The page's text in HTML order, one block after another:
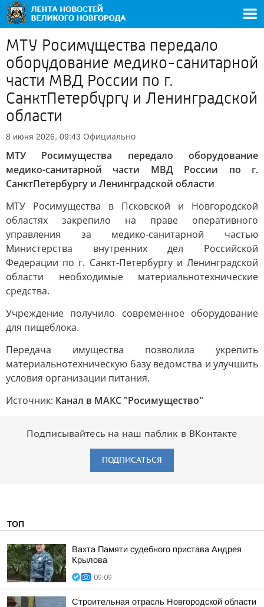
МТУ Росимущества передало
оборудование медико-санитарной
части МВД России по г.
СанктПетербургу и Ленинградской
области
8 июня 2026, 09:43 Официально
МТУ Росимущества передало оборудование
медико-санитарной части МВД России по г.
СанктПетербургу и Ленинградской области
МТУ Росимущества в Псковской и Новгородской
областях закрепило на праве оперативного
управления за медико-санитарной частью
Министерства внутренних дел Российской
Федерации по г. Санкт-Петербургу и Ленинградской
области необходимые материальнотехнические
средства.
Учреждение получило современное оборудование
для пищеблока.
Передача имущества позволила укрепить
материальнотехническую базу ведомства и улучшить
условия организации питания.
Источник: Канал в МАКС "Росимущество"
Подписывайтесь на наш паблик в ВКонтакте
ПОДПИСАТЬСЯ
ТОП
Вахта Памяти судебного пристава Андрея
Крылова
09:09
Строительная отрасль Новгородской области